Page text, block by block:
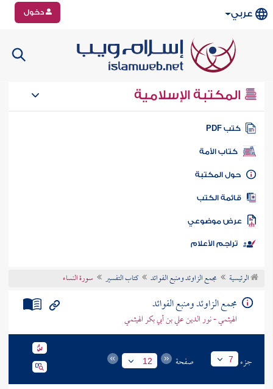
عربي دخول
المكتبة الإسلامية
كتب PDF
كتاب الأمة
المكتبة
الكتب
موضوعي
تراجم الأعلام
الرئيسية مجمع الزاوئد ومنبع الفوائد كتاب التفسير سورة النساء
مجمع الزاوئد ومنبع الفوائد
الهيثمي - نور الدين علي بن أبي بكر الهيثمي
جزء 7 صفحة 12